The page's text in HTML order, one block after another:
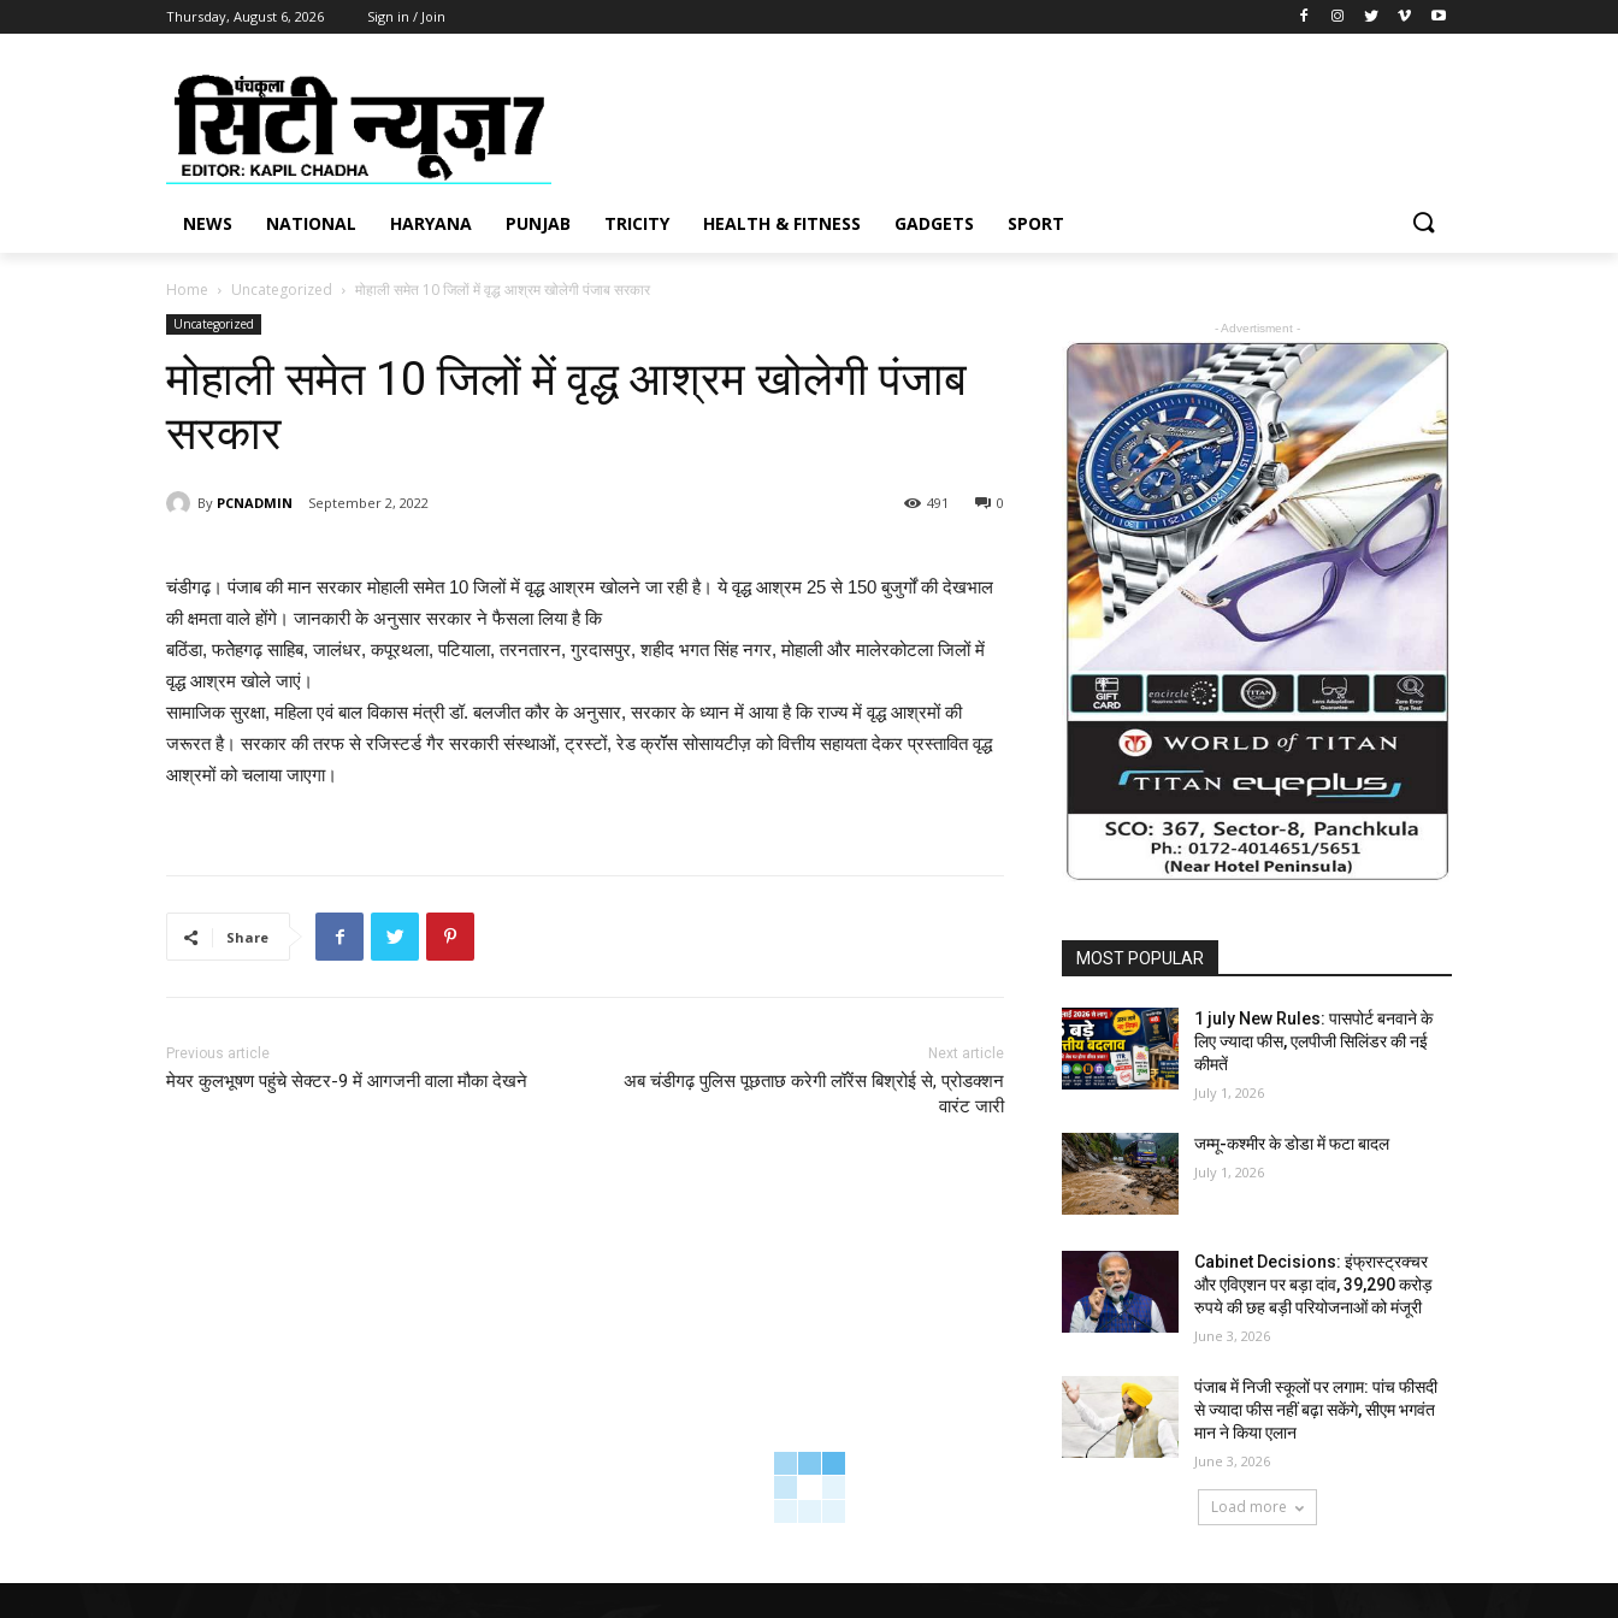
Thursday, August 6, 2026 Sign in / Join
NEWS NATIONAL HARYANA PUNJAB TRICITY HEALTH & FITNESS GADGETS SPORT
Home Uncategorized मोहाली समेत 10 जिलों में वृद्ध आश्रम खोलेगी पंजाब सरकार
Uncategorized
मोहाली समेत 10 जिलों में वृद्ध आश्रम खोलेगी पंजाब
सरकार
By PCNADMIN September 2, 2022 0
491
चंडीगढ़। पंजाब की मान सरकार मोहाली समेत 10 जिलों में वृद्ध आश्रम खोलने जा रही है। ये वृद्ध आश्रम 25 से 150 बुजुर्गों की देखभाल
की क्षमता वाले होंगे। जानकारी के अनुसार सरकार ने फैसला लिया है कि
बठिंडा, फतेेहगढ़ साहिब, जालंधर, कपूरथला, पटियाला, तरनतारन, गुरदासपुर, शहीद भगत सिंह नगर, मोहाली और मालेरकोटला जिलों में
वृद्ध आश्रम खोले जाएं।
सामाजिक सुरक्षा, महिला एवं बाल विकास मंत्री डॉ. बलजीत कौर के अनुसार, सरकार के ध्यान में आया है कि राज्य में वृद्ध आश्रमों की
जरूरत है। सरकार की तरफ से रजिस्टर्ड गैर सरकारी संस्थाओं, ट्रस्टों, रेड क्रॉॅस सोसायटीज़ को वित्तीय सहायता देकर प्रस्तावित वृद्ध
आश्रमों को चलाया जाएगा।
Share
Previous article
मेयर कुलभूषण पहुंचे सेक्टर-9 में आगजनी वाला मौका देखने
Next article
अब चंडीगढ़ पुलिस पूछताछ करेगी लॉरेंस बिश्रोई से, प्रोडक्शन
वारंट जारी
- Advertisment -
MOST POPULAR
1 july New Rules: पासपोर्ट बनवाने के
लिए ज्यादा फीस, एलपीजी सिलिंडर की नई
कीमतें
July 1, 2026
जम्मू-कश्मीर के डोडा में फटा बादल
July 1, 2026
Cabinet Decisions: इंफ्रास्ट्रक्चर
और एविएशन पर बड़ा दांव, 39,290 करोड़
रुपये की छह बड़ी परियोजनाओं को मंजूरी
June 3, 2026
पंजाब में निजी स्कूलों पर लगाम: पांच फीसदी
से ज्यादा फीस नहीं बढ़ा सकेंगे, सीएम भगवंत
मान ने किया एलान
June 3, 2026
Load more